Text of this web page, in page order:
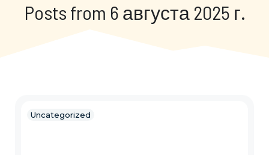
Posts from 6 августа 2025 г.
Uncategorized